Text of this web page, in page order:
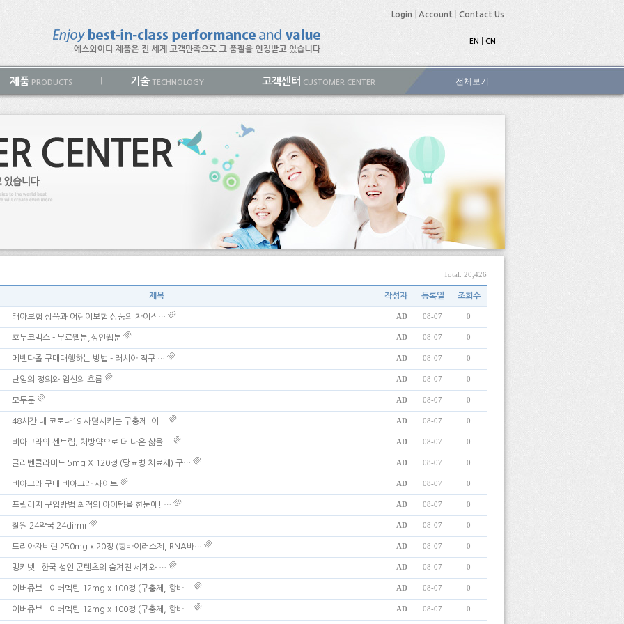
Login Account Contact Us
EN CN
제품 PRODUCTS 기술 TECHNOLOGY 고객센터 CUSTOMER CENTER + 전체보기
Total. 20,426
제목 작성자 등록일 조회수
태아보험 상품과 어린이보험 상품의 차이점… AD 08-07 0
호두코믹스 - 무료웹툰,성인웹툰 AD 08-07 0
메벤다졸 구매대행하는 방법 - 러시아 직구 … AD 08-07 0
난임의 정의와 임신의 흐름 AD 08-07 0
모두툰 AD 08-07 0
48시간 내 코로나19 사멸시키는 구충제 '이… AD 08-07 0
비아그라와 센트립, 처방약으로 더 나은 삶을… AD 08-07 0
글리벤클라미드 5mg X 120정 (당뇨병 치료제) 구… AD 08-07 0
비아그라 구매 비아그라 사이트 AD 08-07 0
프릴리지 구입방법 최적의 아이템을 한눈에! … AD 08-07 0
철원 24약국 24dirrnr AD 08-07 0
트리아자비린 250mg x 20정 (항바이러스제, RNA바… AD 08-07 0
밍키넷 | 한국 성인 콘텐츠의 숨겨진 세계와 … AD 08-07 0
이버쥬브 - 이버멕틴 12mg x 100정 (구충제, 항바… AD 08-07 0
이버쥬브 - 이버멕틴 12mg x 100정 (구충제, 항바… AD 08-07 0